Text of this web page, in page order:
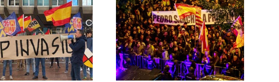
DN ante las
protestas contra el
Gobierno
CONTRA LA AMNISTÍA